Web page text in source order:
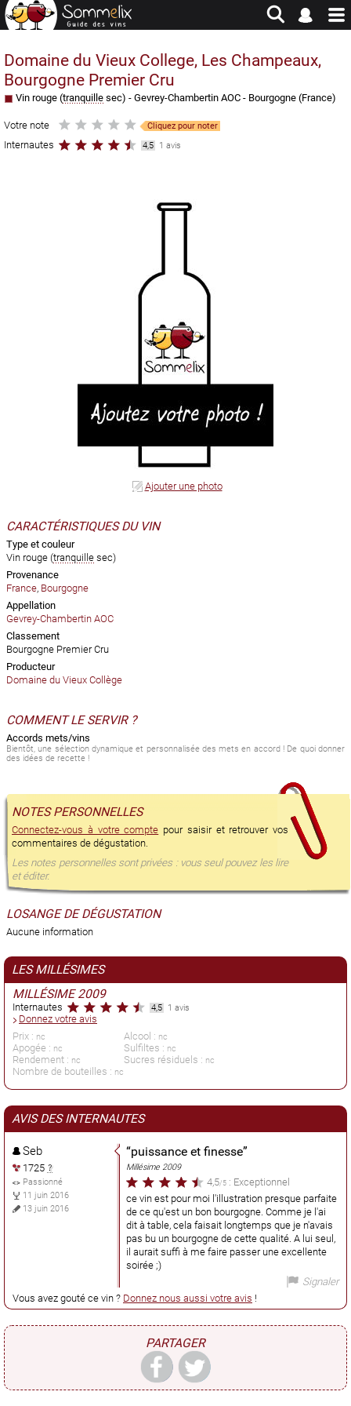
Domaine du Vieux College, Les Champeaux,
Bourgogne Premier Cru
Vin rouge (tranquille sec) - Gevrey-Chambertin AOC - Bourgogne (France)
Votre note Cliquez pour noter
Internautes 4,5 1 avis
Ajouter une photo
CARACTÉRISTIQUES DU VIN
Type et couleur
Vin rouge (tranquille sec)
Provenance
France, Bourgogne
Appellation
Gevrey-Chambertin AOC
Classement
Bourgogne Premier Cru
Producteur
Domaine du Vieux Collège
COMMENT LE SERVIR ?
Accords mets/vins
Bientôt, une sélection dynamique et personnalisée des mets en accord ! De quoi donner
des idées de recette !
NOTES PERSONNELLES
Connectez-vous à votre compte pour saisir et retrouver vos
commentaires de dégustation.
Les notes personnelles sont privées : vous seul pouvez les lire
et éditer.
LOSANGE DE DÉGUSTATION
Aucune information
LES MILLÉSIMES
MILLÉSIME 2009
Internautes 4,5 1 avis
Donnez votre avis
Prix : nc
Apogée : nc
Rendement : nc
Nombre de bouteilles : nc
Alcool : nc
Sulfiltes : nc
Sucres résiduels : nc
AVIS DES INTERNAUTES
Seb
1725
Passionné
11 juin 2016
13 juin 2016
“puissance et finesse”
Millésime 2009
4,5/5 : Exceptionnel
ce vin est pour moi l'illustration presque parfaite
de ce qu'est un bon bourgogne. Comme je l'ai
dit à table, cela faisait longtemps que je n'avais
pas bu un bourgogne de cette qualité. A lui seul,
il aurait suffi à me faire passer une excellente
soirée ;)
Signaler
Vous avez gouté ce vin ? Donnez nous aussi votre avis !
PARTAGER
Site en jachère - Pour historique et consultation uniquement